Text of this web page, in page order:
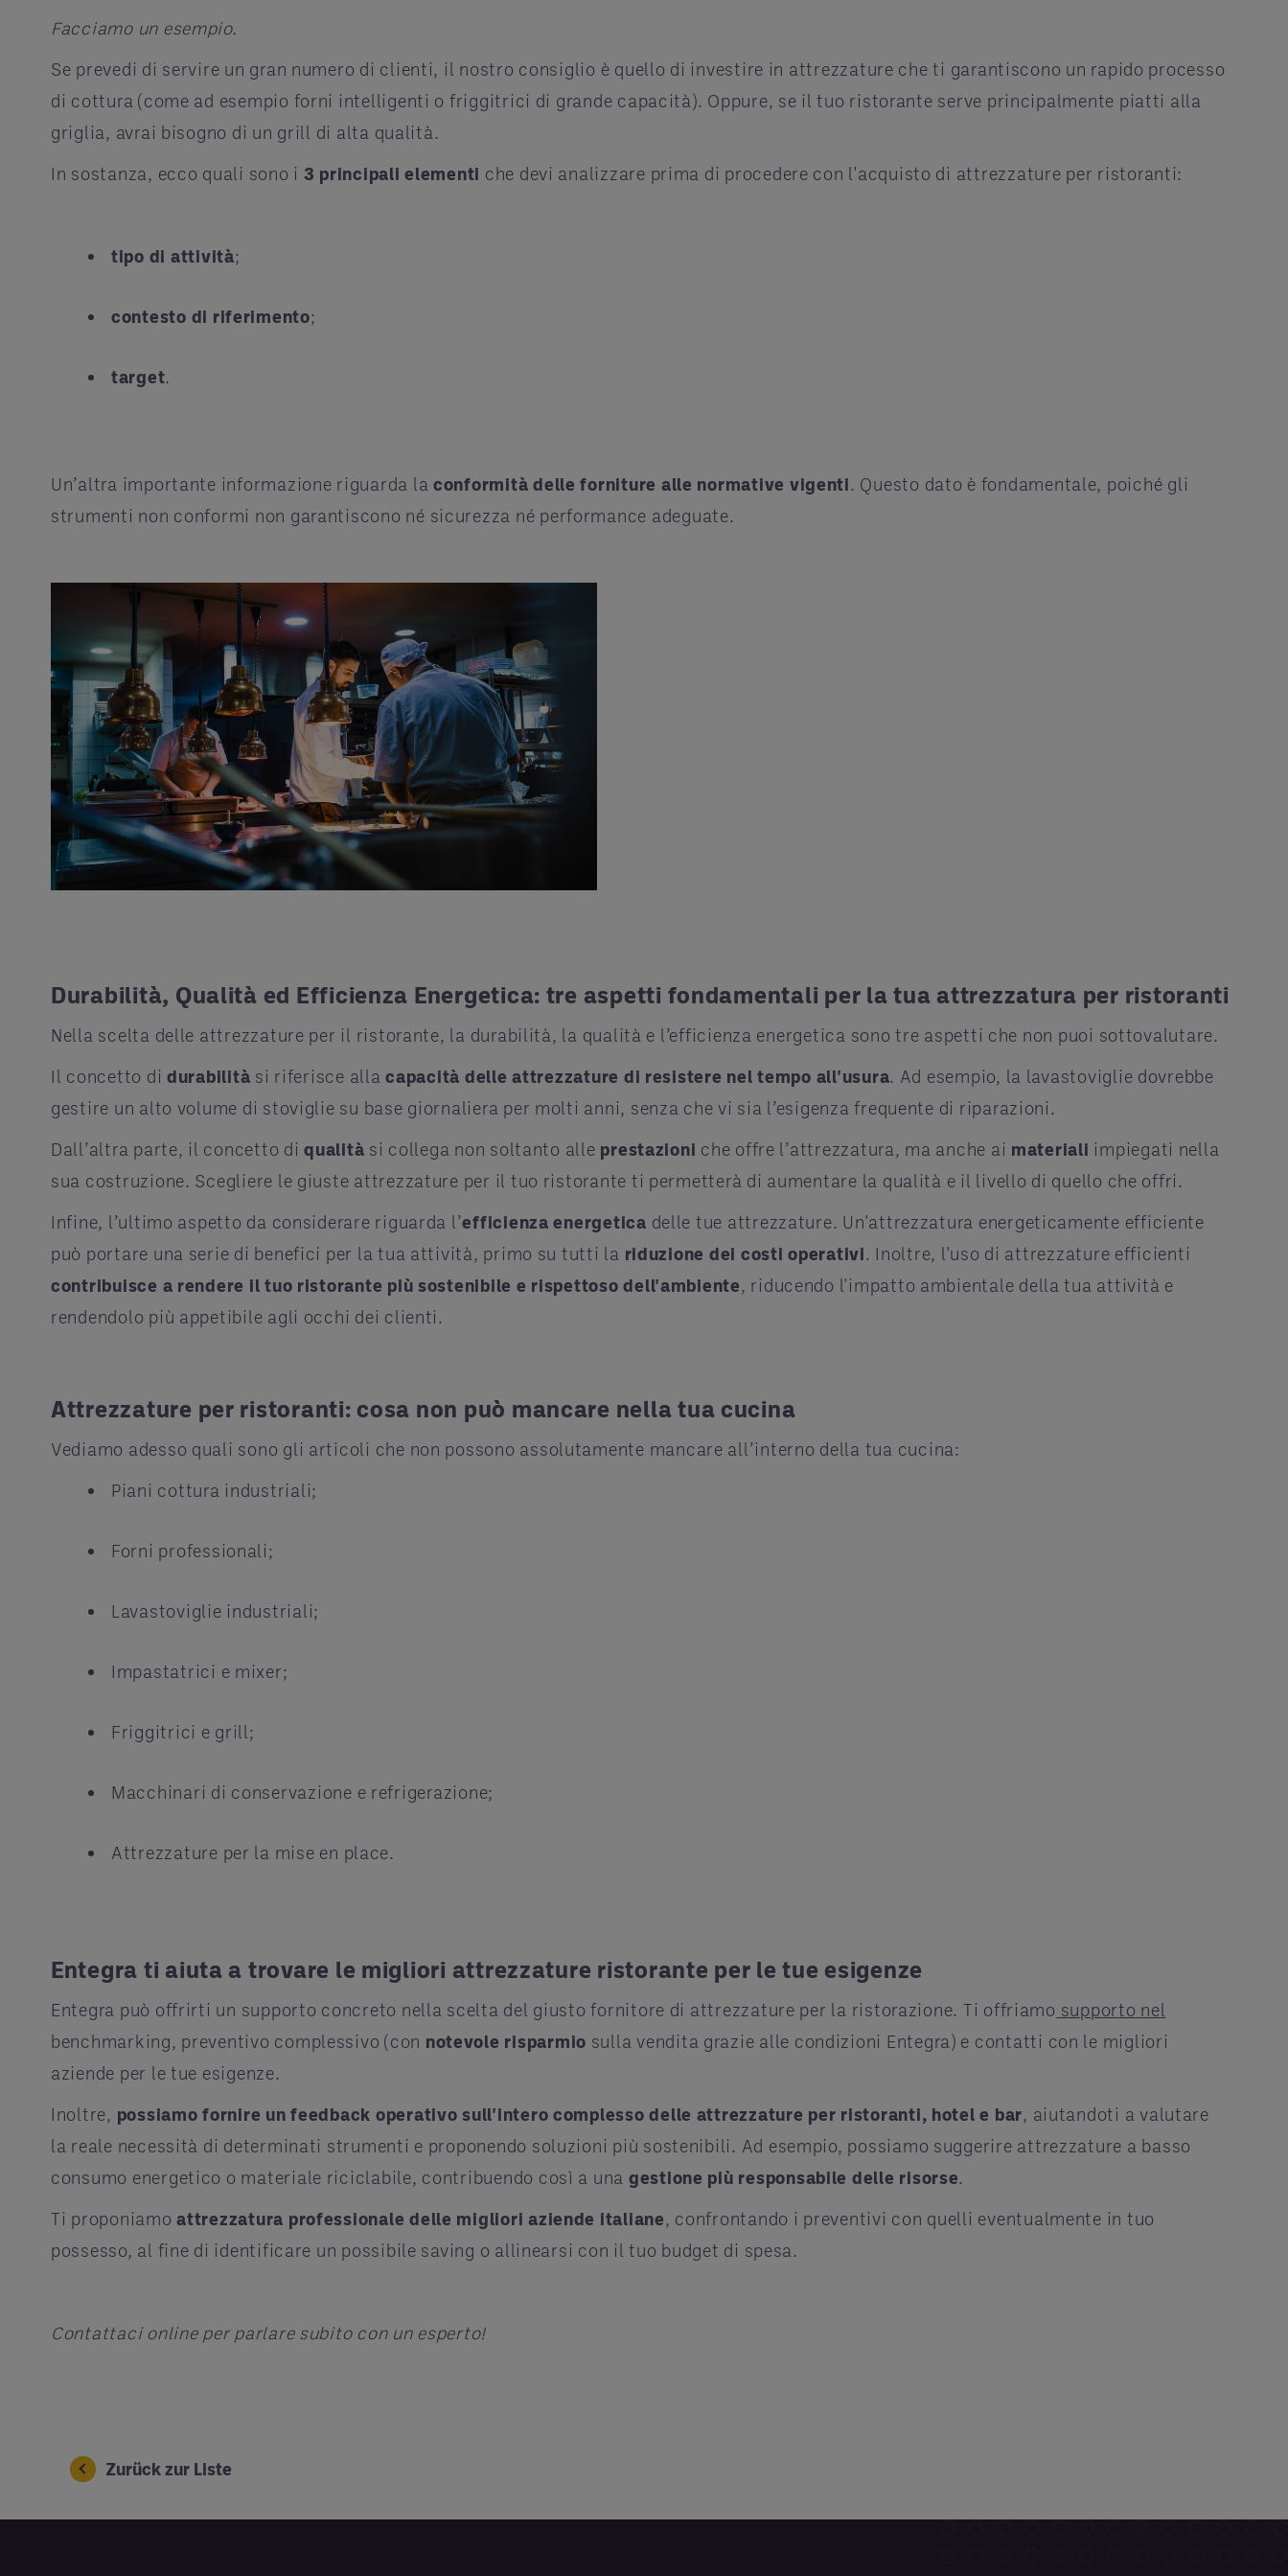
Facciamo un esempio.
Se prevedi di servire un gran numero di clienti, il nostro consiglio è quello di investire in attrezzature che ti garantiscono un rapido processo
di cottura (come ad esempio forni intelligenti o friggitrici di grande capacità). Oppure, se il tuo ristorante serve principalmente piatti alla
griglia, avrai bisogno di un grill di alta qualità.
In sostanza, ecco quali sono i 3 principali elementi che devi analizzare prima di procedere con l'acquisto di attrezzature per ristoranti:
tipo di attività;
contesto di riferimento;
target.
Un’altra importante informazione riguarda la conformità delle forniture alle normative vigenti. Questo dato è fondamentale, poiché gli
strumenti non conformi non garantiscono né sicurezza né performance adeguate.
Durabilità, Qualità ed Efficienza Energetica: tre aspetti fondamentali per la tua attrezzatura per ristoranti
Nella scelta delle attrezzature per il ristorante, la durabilità, la qualità e l’efficienza energetica sono tre aspetti che non puoi sottovalutare.
Il concetto di durabilità si riferisce allacapacità delle attrezzature di resistere nel tempo all'usura. Ad esempio, la lavastoviglie dovrebbe
gestire un alto volume di stoviglie su base giornaliera per molti anni, senza che vi sia l’esigenza frequente di riparazioni.
Dall’altra parte, il concetto diqualità si collega non soltanto alle prestazioni che offre l’attrezzatura, ma anche ai materiali impiegati nella
sua costruzione. Scegliere le giuste attrezzature per il tuo ristorante ti permetterà di aumentare la qualità e il livello di quello che offri.
Infine, l’ultimo aspetto da considerare riguarda l’efficienza energetica delle tue attrezzature. Un'attrezzatura energeticamente efficiente
può portare una serie di benefici per la tua attività, primo su tutti la riduzione dei costi operativi. Inoltre, l'uso di attrezzature efficienti
contribuisce a rendere il tuo ristorante più sostenibile e rispettoso dell'ambiente, riducendo l'impatto ambientale della tua attività e
rendendolo più appetibile agli occhi dei clienti.
Attrezzature per ristoranti: cosa non può mancare nella tua cucina
Vediamo adesso quali sono gli articoli che non possono assolutamente mancare all’interno della tua cucina:
Piani cottura industriali;
Forni professionali;
Lavastoviglie industriali;
Impastatrici e mixer;
Friggitrici e grill;
Macchinari di conservazione e refrigerazione;
Attrezzature per la mise en place.
Entegra ti aiuta a trovare le migliori attrezzature ristorante per le tue esigenze
Entegra può offrirti un supporto concreto nella scelta del giusto fornitore di attrezzature per la ristorazione. Ti offriamo supporto nel
benchmarking, preventivo complessivo (con notevole risparmio sulla vendita grazie alle condizioni Entegra) e contatti con le migliori
aziende per le tue esigenze.
Inoltre, possiamo fornire un feedback operativo sull'intero complesso delle attrezzature per ristoranti, hotel e bar, aiutandoti a valutare
la reale necessità di determinati strumenti e proponendo soluzioni più sostenibili. Ad esempio, possiamo suggerire attrezzature a basso
consumo energetico o materiale riciclabile, contribuendo così a una gestione più responsabile delle risorse.
Ti proponiamoattrezzatura professionale delle migliori aziende italiane, confrontando i preventivi con quelli eventualmente in tuo
possesso, al fine di identificare un possibile saving o allinearsi con il tuo budget di spesa.
Contattaci online per parlare subito con un esperto!
Zurück zur Liste